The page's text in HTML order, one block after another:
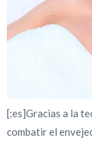
[:es]Gracias a la
combatir el